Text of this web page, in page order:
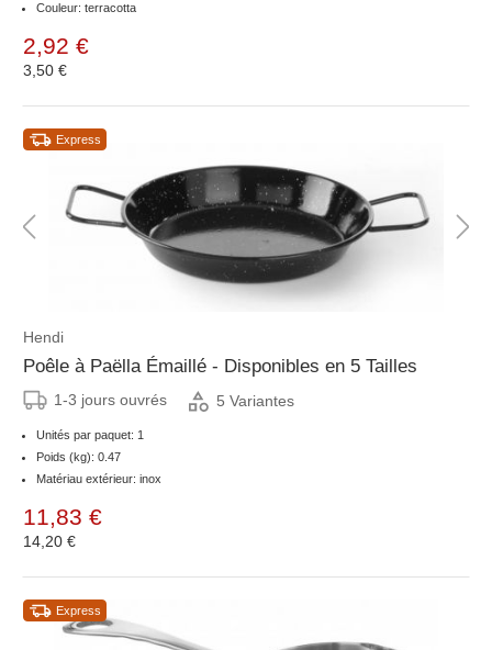
Couleur: terracotta
2,92 €
3,50 €
Express
Hendi
Poêle à Paëlla Émaillé - Disponibles en 5 Tailles
1-3 jours ouvrés 5 Variantes
Unités par paquet: 1
Poids (kg): 0.47
Matériau extérieur: inox
11,83 €
14,20 €
Express